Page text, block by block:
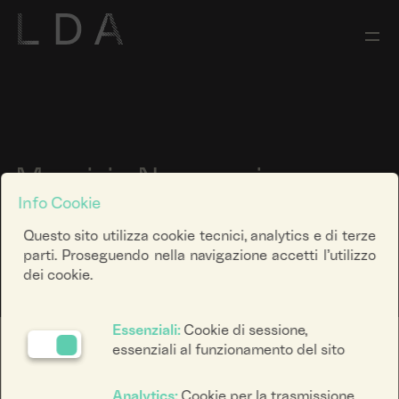
Info Cookie
Questo sito utilizza cookie tecnici, analytics e di terze
parti. Proseguendo nella navigazione accetti l’utilizzo
dei cookie.
Essenziali:Cookie di sessione,
essenziali al funzionamento del sito
Maurizio Nannucci
ALL ART HAS BEEN CONTEMPORARY